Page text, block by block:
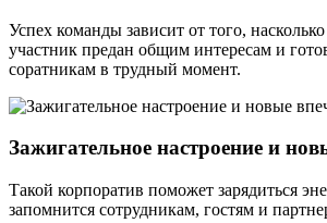
Успех команды зависит от того,
участник предан общим интересам и
соратникам в трудный момент.
Зажигательное настроение и
Такой корпоратив поможет зарядиться
запомнится сотрудникам, гостям и